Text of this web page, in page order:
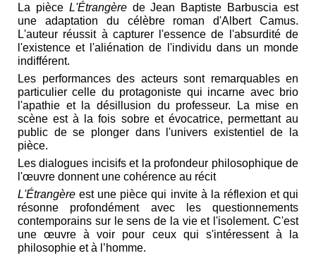
La pièce L'Étrangèrede Jean Baptiste Barbuscia est
une adaptation du célèbre roman d'Albert Camus.
L'auteur réussit à capturer l'essence de l'absurdité de
l'existence et l'aliénation de l'individu dans un monde
indifférent.
Les performances des acteurs sont remarquables en
particulier celle du protagoniste qui incarne avec brio
l'apathie et la désillusion du professeur. La mise en
scène est à la fois sobre et évocatrice, permettant au
public de se plonger dans l'univers existentiel de la
pièce.
Les dialogues incisifs et la profondeur philosophique de
l'œuvre donnent une cohérence au récit
L'Étrangère est une pièce qui invite à la réflexion et qui
résonne profondément avec les questionnements
contemporains sur le sens de la vie et l'isolement. C'est
une œuvre à voir pour ceux qui s'intéressent à la
philosophie et à l’homme.